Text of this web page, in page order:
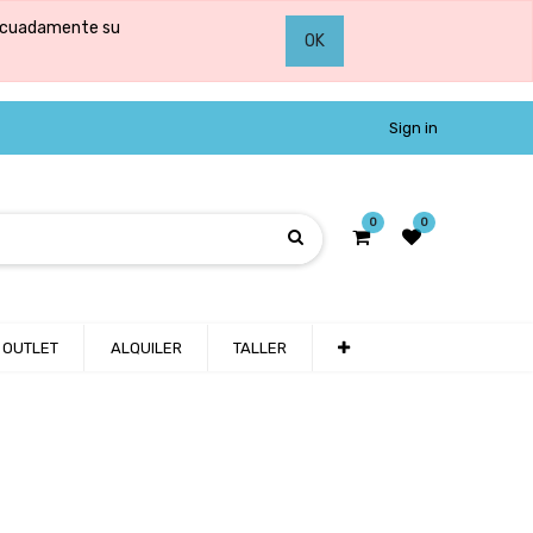
su
OK
Sign in
0 0
OUTLET ALQUILER TALLER